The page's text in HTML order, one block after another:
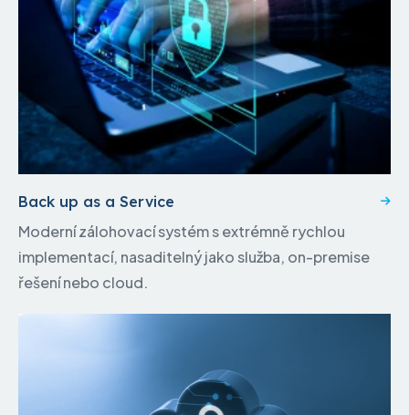
Back up as a Service
Moderní zálohovací systém s extrémně rychlou
implementací, nasaditelný jako služba, on-premise
řešení nebo cloud.